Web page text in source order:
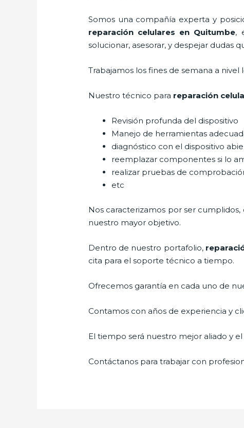
Somos una compañía experta y
reparación celulares en Quitumbe,
solucionar, asesorar, y despejar dudas
Trabajamos los fines de semana a
Nuestro técnico para reparación
Revisión profunda del dispositivo
Manejo de herramientas
diagnóstico con el dispositivo
reemplazar componentes si lo
realizar pruebas de
etc
Nos caracterizamos por ser
nuestro mayor objetivo.
Dentro de nuestro portafolio,
cita para el soporte técnico a tiempo.
Ofrecemos garantía en cada uno de
Contamos con años de experiencia y
El tiempo será nuestro mejor aliado y el
Contáctanos para trabajar con